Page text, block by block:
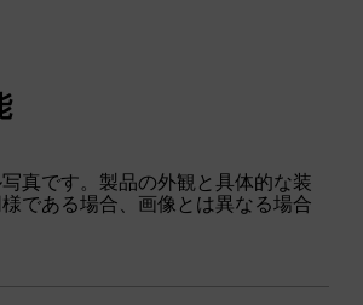
真です。製品の外観と具体的な装
である場合、画像とは異なる場合